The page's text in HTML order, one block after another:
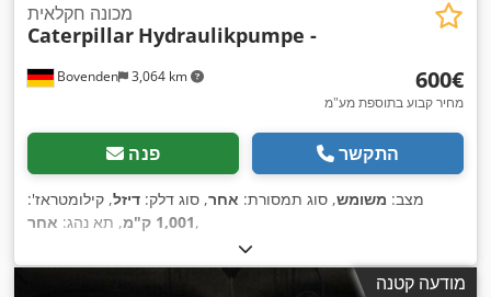
Bovenden 3,064 km
מכונה חקלאית
Caterpillar Hydraulikpumpe -
‏600 ‏€
מחיר קבוע בתוספת מע"מ
פנה התקשר
מצב: משומש, סוג תמסורת: אחר, סוג דלק: דיזל, קילומטראז':
1,001 ק"מ
, תא נהג: אחר ,
מודעה קטנה